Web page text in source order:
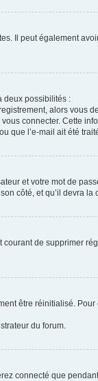
Il peut également
deux possibilités :
alors
connecter. Cette
que l’e-mail ait été
et votre mot de
côté, et qu’il devra la
courant de
être réinitialisé.
du forum.
connecté que